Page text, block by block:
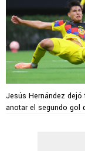
Jesús Hernández
anotar el segundo gol